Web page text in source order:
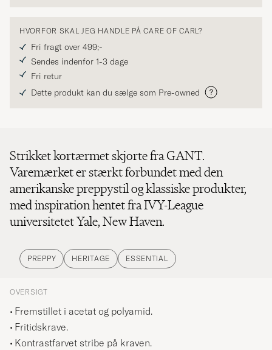
HVORFOR SKAL JEG HANDLE PÅ CARE OF CARL?
Fri fragt over 499;-
Sendes indenfor 1-3 dage
Fri retur
Dette produkt kan du sælge som Pre-owned
Strikket kortærmet skjorte fra GANT.
Varemærket er stærkt forbundet med den
amerikanske preppystil og klassiske produkter,
med inspiration hentet fra IVY-League
universitetet Yale, New Haven.
PREPPY HERITAGE ESSENTIAL
OVERSIGT
Fremstillet i acetat og polyamid.
Fritidskrave.
Kontrastfarvet stribe på kraven.